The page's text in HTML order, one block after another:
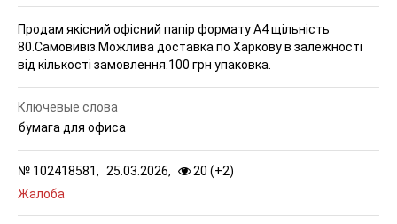
Продам якісний офісний папір формату А4 щільність
80.Самовивіз.Можлива доставка по Харкову в залежності
від кількості замовлення.100 грн упаковка.
№ 102418581, 25.03.2026, 20 (+2)
Жалоба
Ключевые слова
бумага для офиса